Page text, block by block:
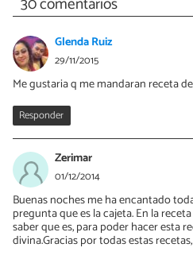
Glenda Ruiz
29/11/2015
Me gustaria q me mandaran receta
Responder
Zerimar
01/12/2014
Buenas noches me ha encantado
pregunta que es la cajeta. En la
saber que es, para poder hacer esta
divina.Gracias por todas estas